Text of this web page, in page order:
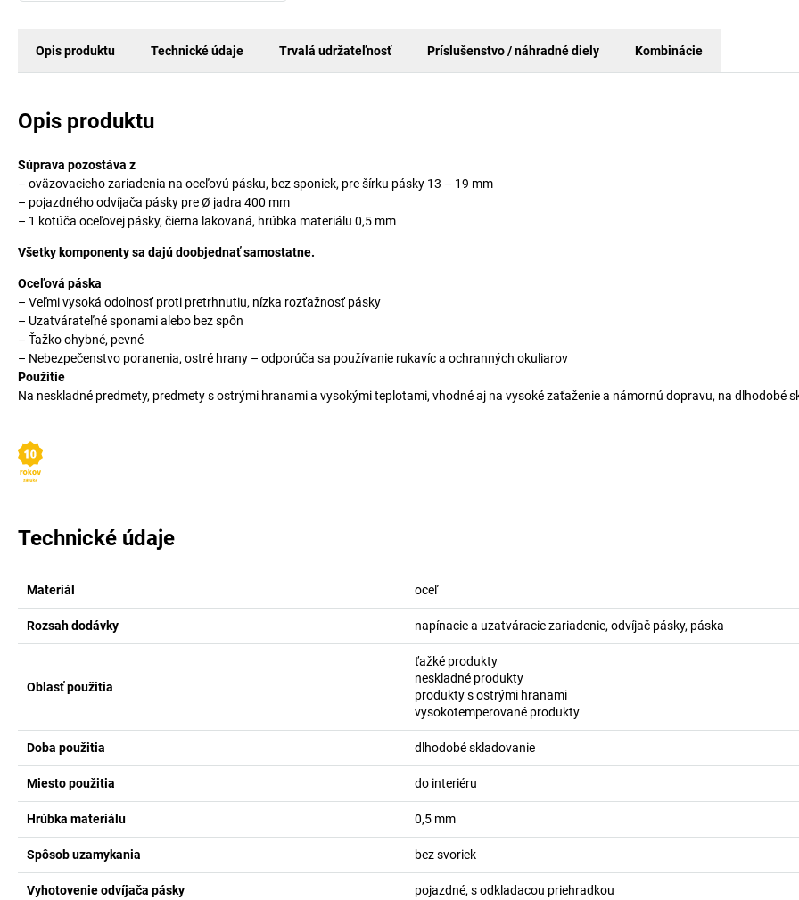
Opis produktu Technické údaje Trvalá udržateľnosť Príslušenstvo / náhradné diely Kombinácie
Opis produktu
Súprava pozostáva z
– oväzovacieho zariadenia na oceľovú pásku, bez sponiek, pre šírku pásky 13 – 19 mm
– pojazdného odvíjača pásky pre Ø jadra 400 mm
– 1 kotúča oceľovej pásky, čierna lakovaná, hrúbka materiálu 0,5 mm
Všetky komponenty sa dajú doobjednať samostatne.
Oceľová páska
– Veľmi vysoká odolnosť proti pretrhnutiu, nízka rozťažnosť pásky
– Uzatvárateľné sponami alebo bez spôn
– Ťažko ohybné, pevné
– Nebezpečenstvo poranenia, ostré hrany – odporúča sa používanie rukavíc a ochranných okuliarov
Použitie
Na neskladné predmety, predmety s ostrými hranami a vysokými teplotami, vhodné aj na vysoké zaťaženie a námornú dopravu, na dlhodobé
Technické údaje
Materiál oceľ
Rozsah dodávky napínacie a uzatváracie zariadenie, odvíjač pásky, páska
Oblasť použitia
ťažké produkty
neskladné produkty
produkty s ostrými hranami
vysokotemperované produkty
Doba použitia dlhodobé skladovanie
Miesto použitia do interiéru
Hrúbka materiálu 0,5 mm
Spôsob uzamykania bez svoriek
Vyhotovenie odvíjača pásky pojazdné, s odkladacou priehradkou